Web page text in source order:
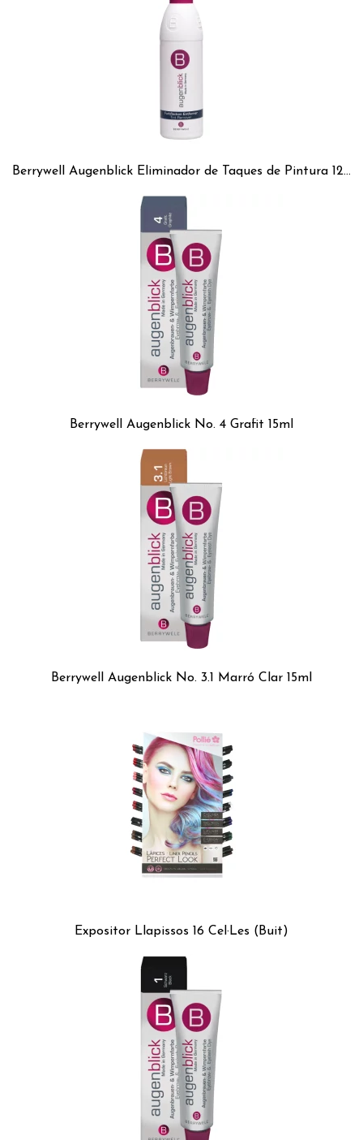
Berrywell Augenblick Eliminador de Taques de Pintura 126 ml
Berrywell Augenblick No. 4 Grafit 15ml
Berrywell Augenblick No. 3.1 Marró Clar 15ml
Expositor Llapissos 16 Cel·Les (Buit)